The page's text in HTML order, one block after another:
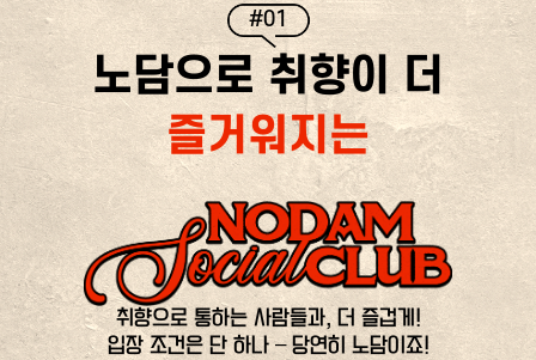
#01
노담으로 취향이 더
즐거워지는
취향으로 통하는 사람들과, 더 즐겁게!
입장 조건은 단 하나 – 당연히 노담이죠!